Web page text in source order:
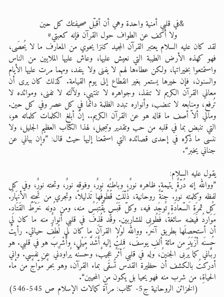
&في قلبي أمنية واحدة وهي أن أقبّل صحيفتك كل حين
ولا أكف عن الطواف حول القرآن فإنه كعبتي#
لقد كان عليه السلام يعتبر القرآن المجيد كنزا يحوي من المعارف ما لا يُحصَى،
فهو كهذه الأرض الطيبة التي نعيش عليها، وعاش عليها الملايين من الناس
واستمتعوا بخيراتها، ولكن عطاءها لهم لا يفنى ولا ينفد، ومهما مرت عليها الأيام
والسنون، فإن خيرها يستمر بغير انقطاع إلى يوم القيامة. كذلك كان يرى أن
معاني القرآن الكريم لا تنفذ، وجواهره لا تنتهي، ولآلئه لا تفنى، وموائده لا
تُرفع، ومنابعه لا تنضب، وأنواره تبدد الظلمة دائما في كل عصر وفي كل حين.
ومالي ألاّ أصف ما قاله هو عن القرآن الكريم.. إنّ أبلغ الكلمات كلماته هو،
التي تنبض بما في قلبه من حب وتقدير وتبجيل، لهذا الكتاب العظيم الجليل، ولا
ننسى ما ذكره في إحدى قصائده التي استمعنا إليها حيث قال: ”وإن بياني عن
جناني يخبر“.
يقول عليه السلام:
”ووالله إنه دُرّةٌ يتيمة. ظاهره نورٌ، وباطنُه نورٌ، وفوقه نورٌ، وتحته نورٌ، وفي كل
لفظه وكلمتِه نورٌ. جنّةٌ روحانية، ذُلّلَت قُطُوفُها تَذليلاً، وتجري من تَحتِهِ الأنهَارُ.
كُل ثمرَةِ السّعادَةِ تُوجَد فيه، وكلّ قَبَسٍ يُقْتبَسُ منه، ومن دُونه خَرْطُ القَتَادِ.
مَوَاردُ فَيضه سائغةٌ، فَطُوبى للشاربين. وقد قُذِفَ في قلبي أنوارٌ منه ما كان لي
أن أستحصلَها بطريق آخرَ. ووالله لوْلا القرآن ما كان لي لُطفُ حياتي. رأيتُ
حُسنَه أزْيَدَ من مائة ألفِ يوسفَ، فمِلتُ إليه أَشَدَّ مَيْلي، وأُشْرِبَ هو في قلبي. هو
ربَّاني كما يُرَبى الجنينُ، وله في قلبي أثَرٌ عجيبٌ، وحُسنُه يُراودني عن نفسي. وإني
أدركتُ بالكشف أن حظيرة القدس تُسقَى بماء القرآن، وهو بحرٌ مَوّاجٌ من ماء
الحياةِ، من شرب منه فهو يحيا بل يكون من المحيين“.
(الخزائن الروحانية ج5- كتاب: مرآة كمالات الإسلام ص 545-546)